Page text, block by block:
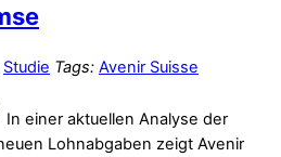
Studie Tags: Avenir Suisse
In einer aktuellen Analyse der
Lohnabgaben zeigt Avenir